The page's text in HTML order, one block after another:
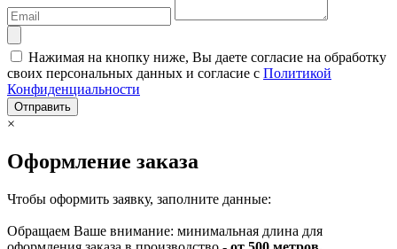
Нажимая на кнопку ниже, Вы даете согласие на обработку
своих персональных данных и согласие с Политикой
Конфиденциальности
Отправить
×
Оформление заказа
Чтобы оформить заявку, заполните данные:
Обращаем Ваше внимание: минимальная длина для